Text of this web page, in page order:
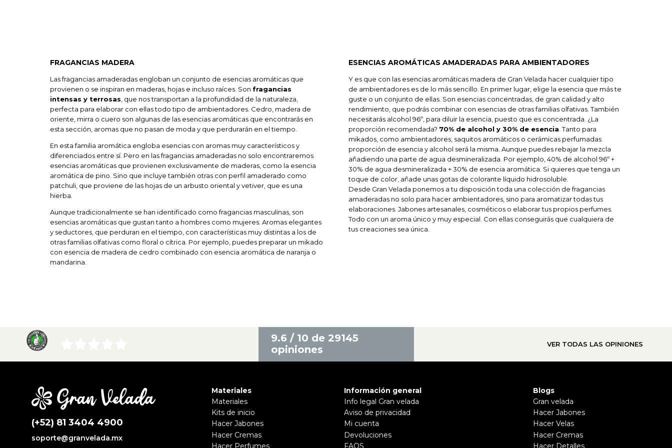
FRAGANCIAS MADERA
Las fragancias amaderadas engloban un conjunto de esencias aromáticas que
provienen o se inspiran en maderas, hojas e incluso raíces. Son fragancias
intensas y terrosas , que nos transportan a la profundidad de la naturaleza,
perfecta para elaborar con ellas todo tipo de ambientadores. Cedro, madera de
oriente, mirra o cuero son algunas de las esencias aromáticas que encontrarás en
esta sección, aromas que no pasan de moda y que perdurarán en el tiempo.
En esta familia aromática engloba esencias con aromas muy característicos y
diferenciados entre sí. Pero en las fragancias amaderadas no solo encontraremos
esencias aromáticas que provienen exclusivamente de maderas, como la esencia
aromática de pino. Sino que incluye también otras con perfil amaderado como
patchuli, que proviene de las hojas de un arbusto oriental y vetiver, que es una
hierba.
Aunque tradicionalmente se han identificado como fragancias masculinas, son
esencias aromáticas que gustan tanto a hombres como mujeres. Aromas elegantes
y seductores, que perduran en el tiempo, con características muy distintas a los de
otras familias olfativas como floral o cítrica. Por ejemplo, puedes preparar un mikado
con esencia de madera de cedro combinado con esencia aromática de naranja o
mandarina.
ESENCIAS AROMÁTICAS AMADERADAS PARA AMBIENTADORES
Y es que con las esencias aromáticas madera de Gran Velada hacer cualquier tipo
de ambientadores es de lo más sencillo. En primer lugar, elige la esencia que más te
guste o un conjunto de ellas. Son esencias concentradas, de gran calidad y alto
rendimiento, que podrás combinar con esencias de otras familias olfativas. También
necesitarás alcohol 96º, para diluir la esencia, puesto que es concentrada. ¿La
proporción recomendada? 70% de alcohol y 30% de esencia . Tanto para
mikados, como ambientadores, saquitos aromáticos o cerámicas perfumadas
proporción de esencia y alcohol será la misma. Aunque puedes rebajar la mezcla
añadiendo una parte de agua desmineralizada. Por ejemplo, 40% de alcohol 96º +
30% de agua desmineralizada + 30% de esencia aromática. Si quieres que tenga un
toque de color, añade unas gotas de colorante líquido hidrosoluble.
Desde Gran Velada ponemos a tu disposición toda una colección de fragancias
amaderadas no solo para hacer ambientadores, sino para aromatizar todas tus
elaboraciones. Jabones artesanales, cosméticos o elaborar tus propios perfumes.
Todo con un aroma único y muy especial. Con ellas conseguirás que cualquiera de
tus creaciones sea única.
9.6 / 10 de 29145
opiniones
VER TODAS LAS OPINIONES
(+52) 81 3404 4900
soporte@granvelada.mx
Materiales
Materiales
Kits de inicio
Hacer Jabones
Hacer Cremas
Hacer Perfumes
Información general
Info legal Gran velada
Aviso de privacidad
Mi cuenta
Devoluciones
FAQS
Blogs
Gran velada
Hacer Jabones
Hacer Velas
Hacer Cremas
Hacer Detalles